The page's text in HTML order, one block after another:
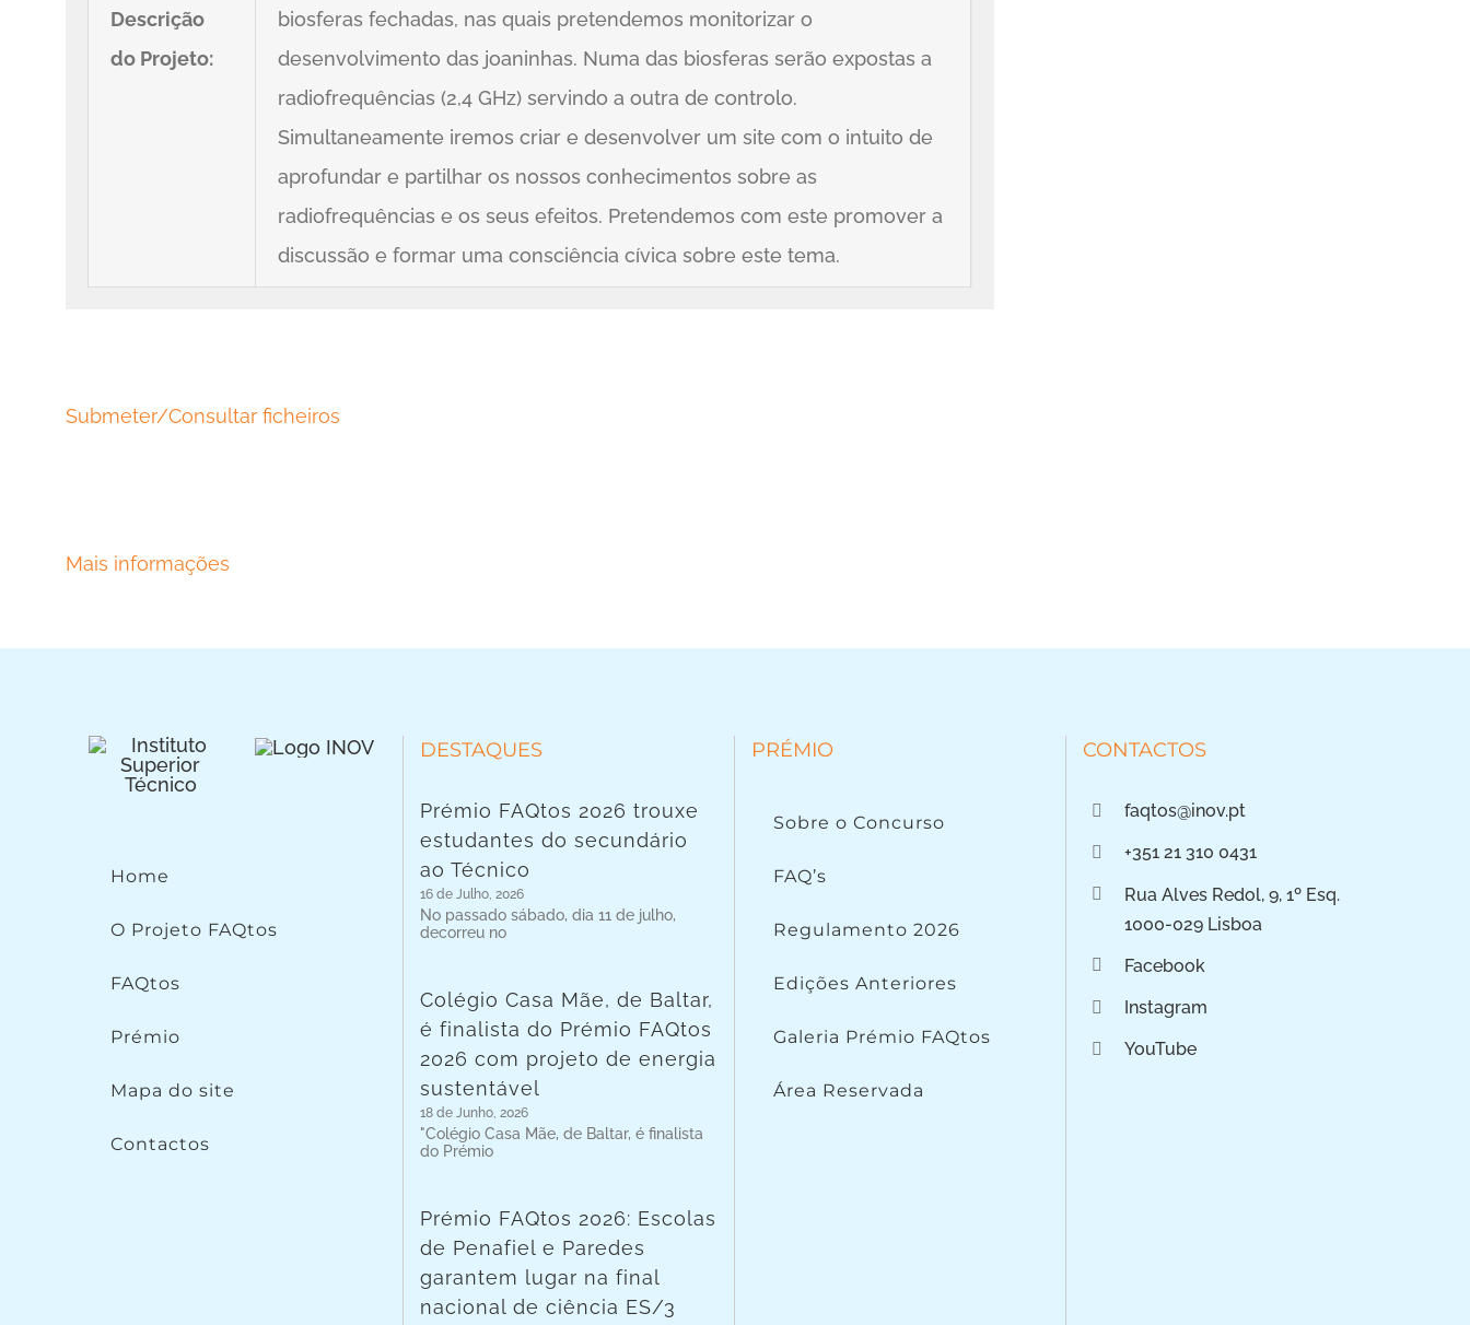
Descrição
do Projeto:
biosferas fechadas, nas quais pretendemos monitorizar o
desenvolvimento das joaninhas. Numa das biosferas serão expostas a
radiofrequências (2,4 GHz) servindo a outra de controlo.
Simultaneamente iremos criar e desenvolver um site com o intuito de
aprofundar e partilhar os nossos conhecimentos sobre as
radiofrequências e os seus efeitos. Pretendemos com este promover a
discussão e formar uma consciência cívica sobre este tema.
Submeter/Consultar ficheiros
Mais informações
Home
O Projeto FAQtos
FAQtos
Prémio
Mapa do site
Contactos
DESTAQUES
Prémio FAQtos 2026 trouxe
estudantes do secundário
ao Técnico
16 de Julho, 2026
No passado sábado, dia 11 de julho,
decorreu no
Colégio Casa Mãe, de Baltar,
é finalista do Prémio FAQtos
2026 com projeto de energia
sustentável
18 de Junho, 2026
"Colégio Casa Mãe, de Baltar, é finalista
do Prémio
Prémio FAQtos 2026: Escolas
de Penafiel e Paredes
garantem lugar na final
nacional de ciência ES/3
PRÉMIO
Sobre o Concurso
FAQ’s
Regulamento 2026
Edições Anteriores
Galeria Prémio FAQtos
Área Reservada
CONTACTOS
faqtos@inov.pt
+351 21 310 0431
Rua Alves Redol, 9, 1º Esq.
1000-029 Lisboa
Facebook
Instagram
YouTube